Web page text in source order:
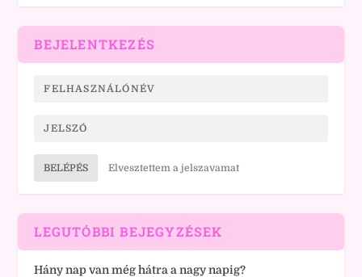
BEJELENTKEZÉS
BELÉPÉS Elvesztettem a jelszavamat
LEGUTÓBBI BEJEGYZÉSEK
Hány nap van még hátra a nagy napig?